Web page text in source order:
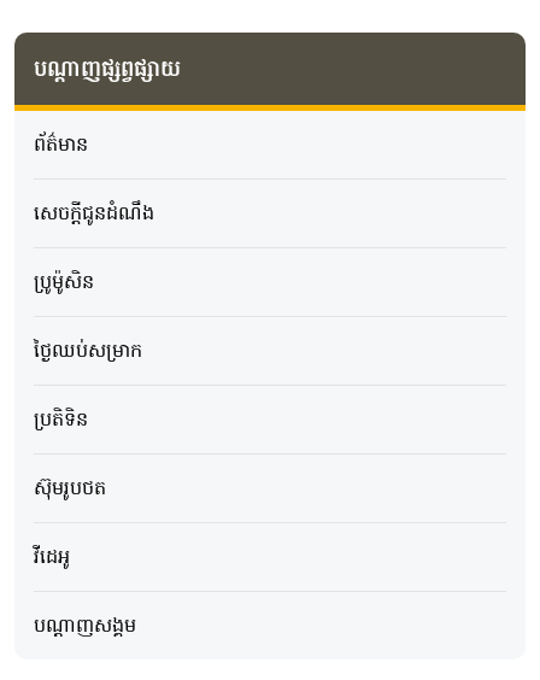
បណ្តាញផ្សព្វផ្សាយ
ព័ត៌មាន
សេចក្ដីជូនដំណឹង
ប្រូម៉ូសិន
ថ្ងៃឈប់សម្រាក
ប្រតិទិន
ស៊ុមរូបថត
វីដេអូ
បណ្ដាញសង្គម